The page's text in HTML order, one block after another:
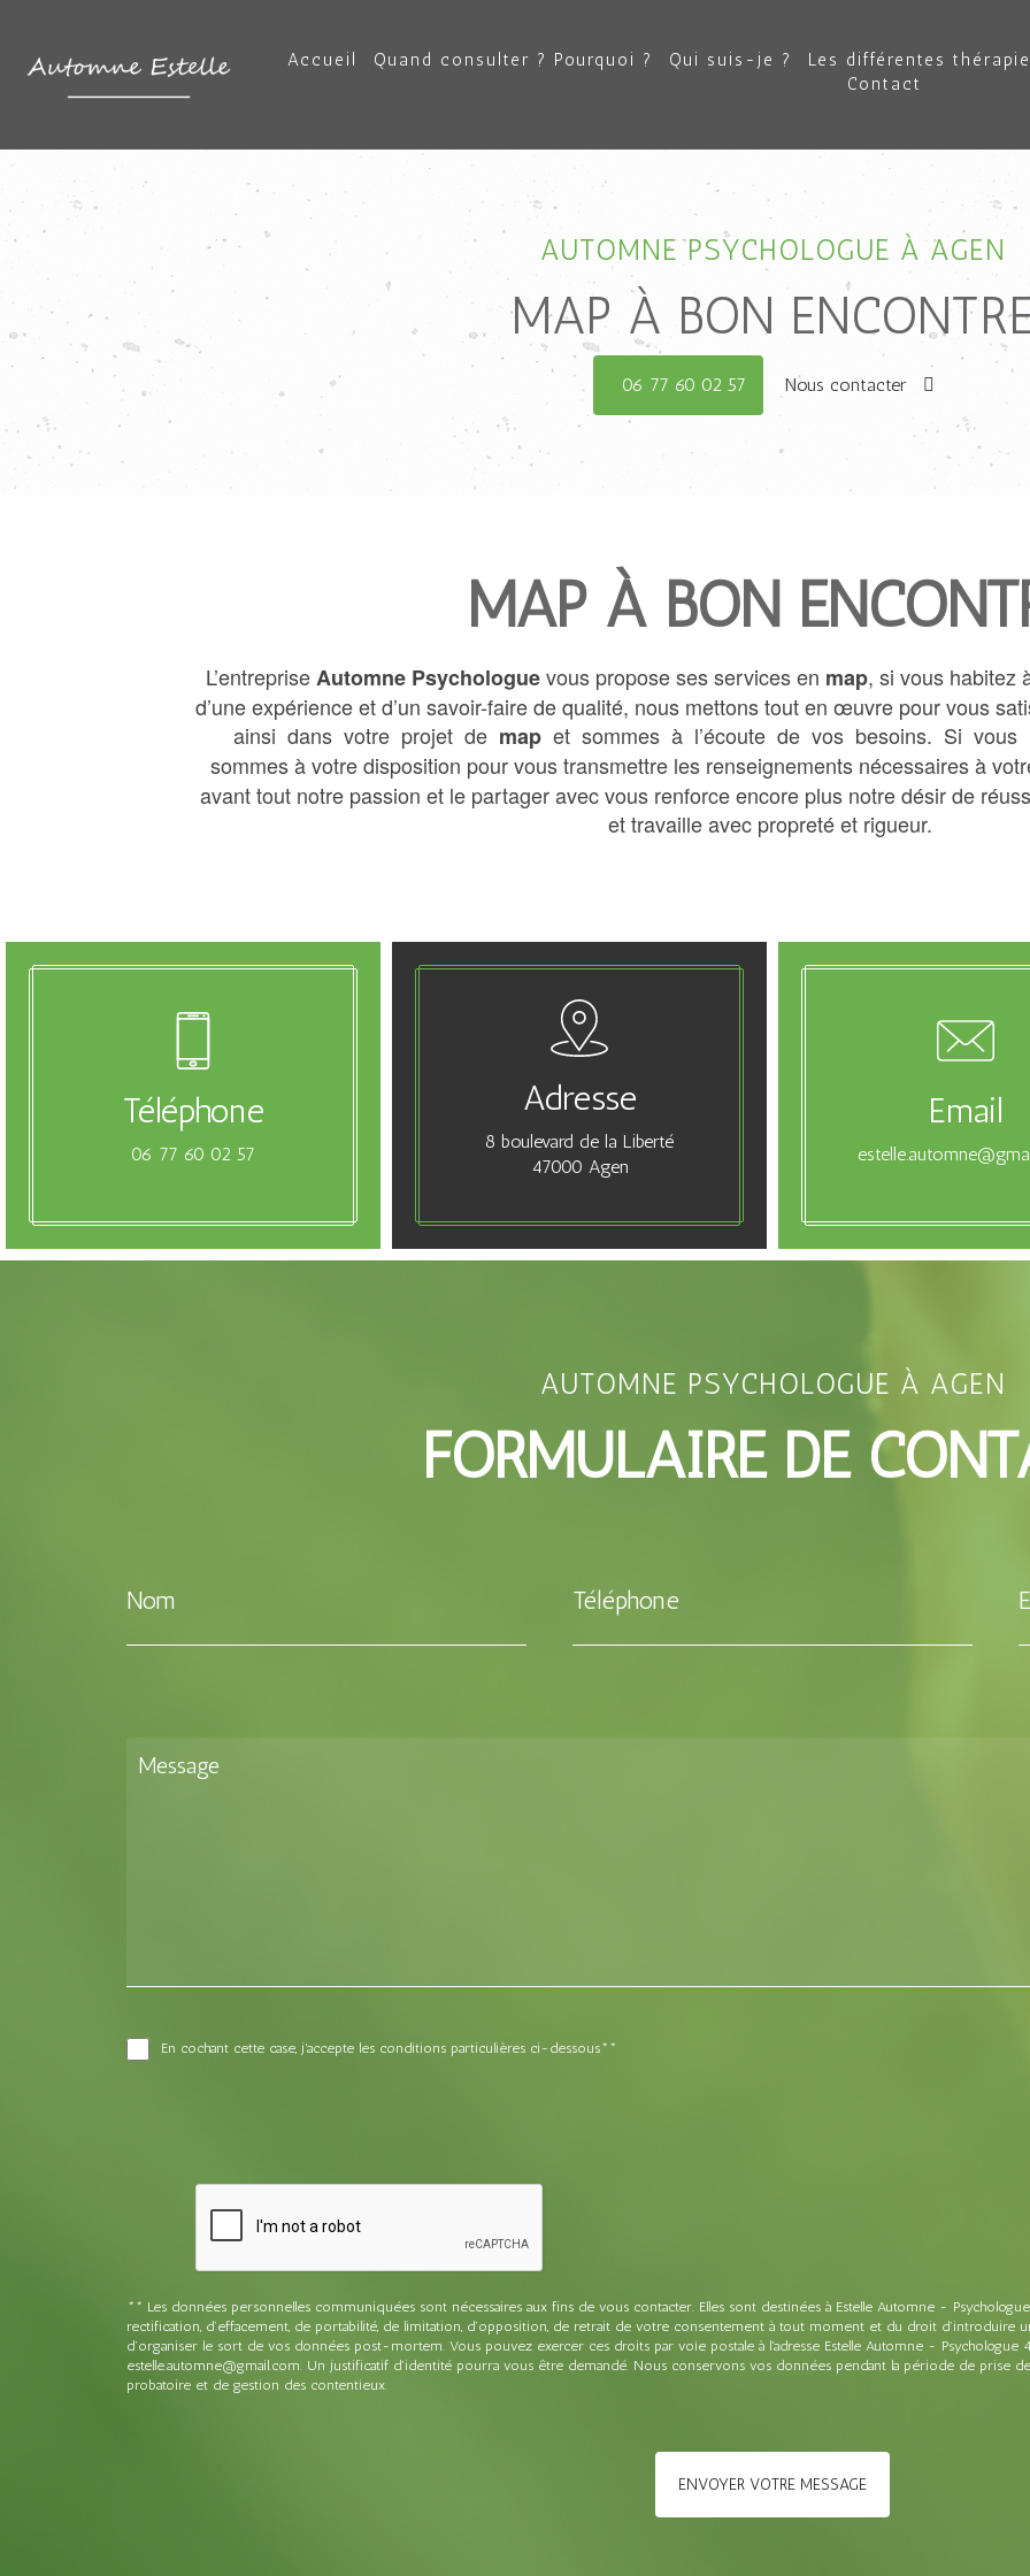
Accueil Quand consulter ? Pourquoi ? Qui suis-je ?
Les différentes
Contact
AUTOMNE PSYCHOLOGUE À AGEN
MAP À BON
06 77 60 02 57 Nous contacter
MAP À BON
L’entrepriseAutomne Psychologuevous propose ses services en map, si vous habitez
d’une expérience et d’un savoir-faire de qualité, nous mettons tout en œuvre pour vous
ainsi dans votre projet de mapet sommes à l’écoute de vos besoins. Si vous
sommes à votre disposition pour vous transmettre les renseignements nécessaires à
avant tout notre passion et le partager avec vous renforce encore plus notre désir de
et travaille avec propreté et rigueur.
Téléphone
06 77 60 02 57
Adresse
8 boulevard de la Liberté
47000 Agen
Email
AUTOMNE PSYCHOLOGUE À AGEN
FORMULAIRE DE
Nom Téléphone
En cochant cette case, j'accepte les conditions particulières ci-dessous**
** Les données personnelles communiquées sont nécessaires aux fins de vous contacter. Elles sont destinées à Estelle Automne -
rectification, d’effacement, de portabilité, de limitation, d’opposition, de retrait de votre consentement à tout moment et du droit d’introduire
d’organiser le sort de vos données post-mortem. Vous pouvez exercer ces droits par voie postale à l'adresse Estelle Automne -
estelle.automne@gmail.com. Un justificatif d'identité pourra vous être demandé. Nous conservons vos données pendant la période de prise
probatoire et de gestion des contentieux.
ENVOYER VOTRE MESSAGE